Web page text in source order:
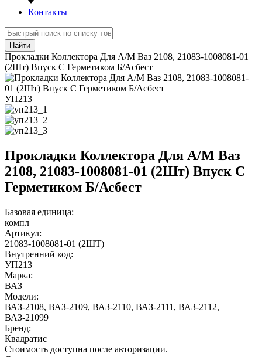
Контакты
Найти
Прокладки Коллектора Для А/М Ваз 2108, 21083-1008081-01
(2Шт) Впуск С Герметиком Б/Асбест
УП213
Прокладки Коллектора Для А/М Ваз
2108, 21083-1008081-01 (2Шт) Впуск С
Герметиком Б/Асбест
Базовая единица:
компл
Артикул:
21083-1008081-01 (2ШТ)
Внутренний код:
УП213
Марка:
ВАЗ
Модели:
ВАЗ-2108, ВАЗ-2109, ВАЗ-2110, ВАЗ-2111 , ВАЗ-2112,
ВАЗ-21099
Бренд:
Квадратис
Стоимость доступна после авторизации.